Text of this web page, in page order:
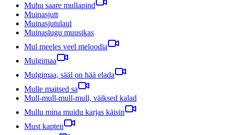
Muhu saare mullapind
Muinasjutt
Muinasjutulaul
Muinaslugu muusikas
Mul meeles veel meloodia
Mulgimaa
Mulgimaa, sääl on hää elada
Mulle maitsed sa
Mull-mull-mull-mull, väiksed kalad
Mullu mina muidu karjas käisin
Must kapten